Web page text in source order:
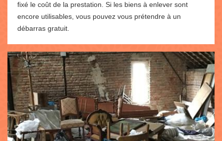
fixé le coût de la prestation. Si les biens à enlever sont
encore utilisables, vous pouvez vous prétendre à un
débarras gratuit.